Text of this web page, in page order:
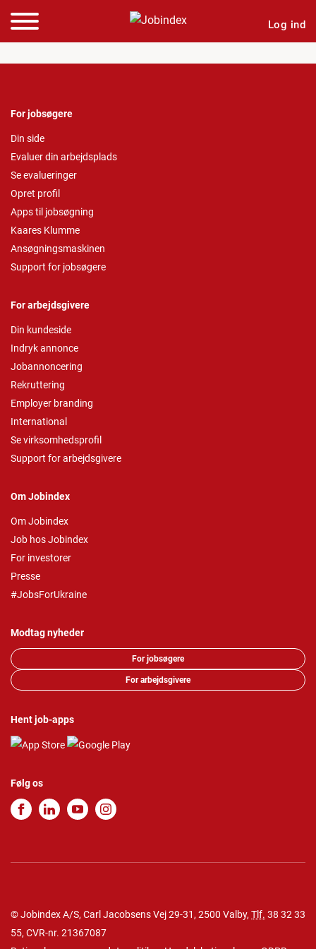
Log ind
For jobsøgere
Din side
Evaluer din arbejdsplads
Se evalueringer
Opret profil
Apps til jobsøgning
Kaares Klumme
Ansøgningsmaskinen
Support for jobsøgere
For arbejdsgivere
Din kundeside
Indryk annonce
Jobannoncering
Rekruttering
Employer branding
International
Se virksomhedsprofil
Support for arbejdsgivere
Om Jobindex
Om Jobindex
Job hos Jobindex
For investorer
Presse
#JobsForUkraine
Modtag nyheder
For jobsøgere
For arbejdsgivere
Hent job-apps
Følg os
© Jobindex A/S, Carl Jacobsens Vej 29-31, 2500 Valby, Tlf. 38 32 33
55, CVR-nr. 21367087